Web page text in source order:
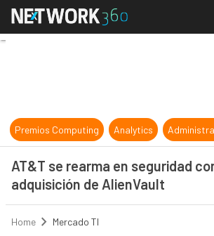
AT&T se
Premios Computing Analytics
AT&T se rearma en seguridad
adquisición de AlienVault
Home Mercado TI